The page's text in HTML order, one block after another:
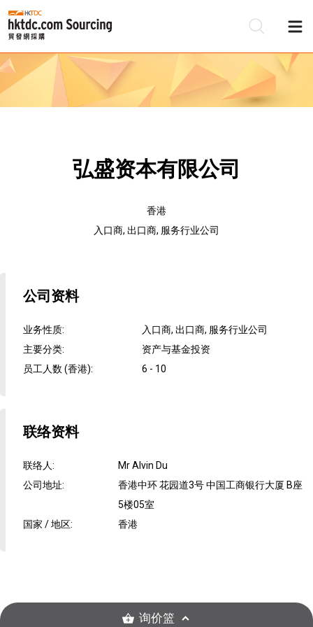
弘盛资本有限公司
香港
入口商, 出口商, 服务行业公司
公司资料
业务性质:
入口商, 出口商, 服务行业公司
主要分类:
资产与基金投资
员工人数 (香港): 6 - 10
联络资料
联络人:
Mr Alvin Du
公司地址:
香港中环 花园道3号 中国工商银行大厦 B座
5楼05室
国家 / 地区: 香港
询价篮